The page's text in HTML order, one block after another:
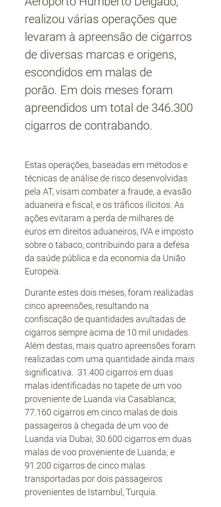
realizou várias operações que
levaram à apreensão de cigarros
de diversas marcas e origens,
escondidos em malas de
porão. Em dois meses foram
apreendidos um total de 346.300
cigarros de contrabando.
Estas operações, baseadas em métodos e
técnicas de análise de risco desenvolvidas
pela AT, visam combater a fraude, a evasão
aduaneira e fiscal, e os tráficos ilícitos. As
ações evitaram a perda de milhares de
euros em direitos aduaneiros, IVA e imposto
sobre o tabaco, contribuindo para a defesa
da saúde pública e da economia da União
Europeia.
Durante estes dois meses, foram realizadas
cinco apreensões, resultando na
confiscação de quantidades avultadas de
cigarros sempre acima de 10 mil unidades.
Além destas, mais quatro apreensões foram
realizadas com uma quantidade ainda mais
significativa. 31.400 cigarros em duas
malas identificadas no tapete de um voo
proveniente de Luanda via Casablanca;
77.160 cigarros em cinco malas de dois
passageiros à chegada de um voo de
Luanda via Dubai; 30.600 cigarros em duas
malas de voo proveniente de Luanda; e
91.200 cigarros de cinco malas
transportadas por dois passageiros
provenientes de Istambul, Turquia.